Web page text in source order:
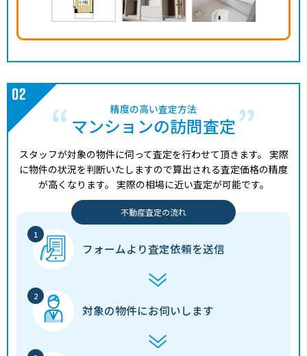
精度の高い査定方法
マンションの訪問査定
スタッフが対象の物件に伺って査定を行わせて頂きます。 実際
に物件の状況を判断いたしますので算出される査定価格の精度
が高くなります。 実際の相場に近い査定が可能です。
不動産査定の流れ
フォームより査定依頼を送信
対象の物件にお伺いします